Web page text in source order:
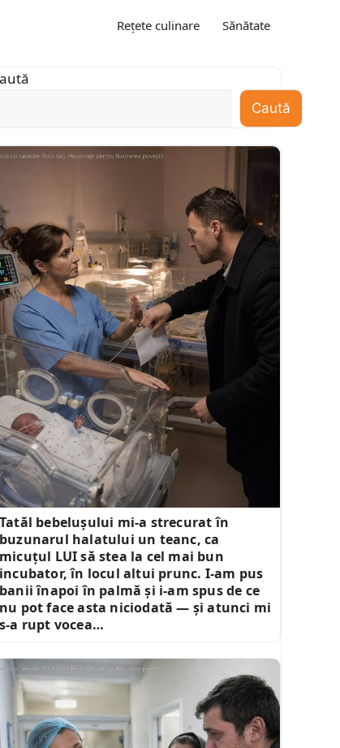
Rețete culinare Sănătate
Caută
Tatăl bebelușului mi-a strecurat în
buzunarul halatului un teanc, ca
micuțul LUI să stea la cel mai bun
incubator, în locul altui prunc. I-am pus
banii înapoi în palmă și i-am spus de ce
nu pot face asta niciodată — și atunci mi
s-a rupt vocea…